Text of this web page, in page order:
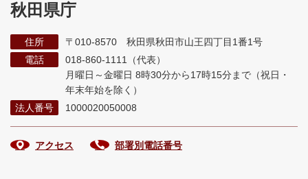
秋田県庁
住所
〒010-8570 秋田県秋田市山王四丁目1番1号
電話
018-860-1111（代表）
月曜日～金曜日 8時30分から17時15分まで （祝日・
年末年始を除く）
法人番号
1000020050008
アクセス 部署別電話番号